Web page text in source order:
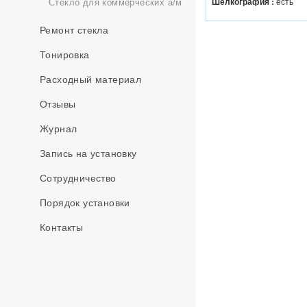
Стекло для коммерческих а/м
Ремонт стекла
Тонировка
Расходный материал
Отзывы
Журнал
Запись на установку
Сотрудничество
Порядок установки
Контакты